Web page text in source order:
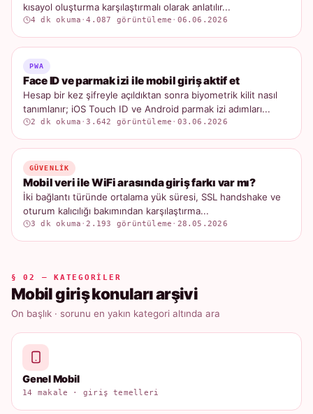
kısayol oluşturma karşılaştırmalı olarak anlatılır...
4 dk okuma ·4.087 görüntüleme · 06.06.2026
PWA
Face ID ve parmak izi ile mobil giriş aktif et
Hesap bir kez şifreyle açıldıktan sonra biyometrik kilit nasıl
tanımlanır; iOS Touch ID ve Android parmak izi adımları...
2 dk okuma ·3.642 görüntüleme · 03.06.2026
GÜVENLIK
Mobil veri ile WiFi arasında giriş farkı var mı?
İki bağlantı türünde ortalama yük süresi, SSL handshake ve
oturum kalıcılığı bakımından karşılaştırma...
3 dk okuma ·2.193 görüntüleme · 28.05.2026
§ 02 — KATEGORILER
Mobil giriş konuları arşivi
On başlık · sorunu en yakın kategori altında ara
Genel Mobil
14 makale · giriş temelleri